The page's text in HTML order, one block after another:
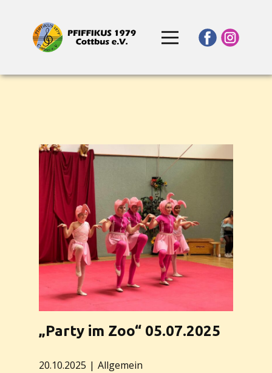
„Party im Zoo“ 05.07.2025
20.10.2025 Allgemein